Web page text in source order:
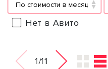
По стоимости в месяц
Нет в Авито
1/11